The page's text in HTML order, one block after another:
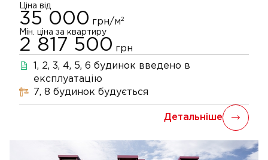
Ціна від
35 000 грн/м2
Мін. ціна за квартиру
2 817 500 грн
1, 2, 3, 4, 5, 6 будинок введено в
експлуатацію
7, 8 будинок будується
Детальніше